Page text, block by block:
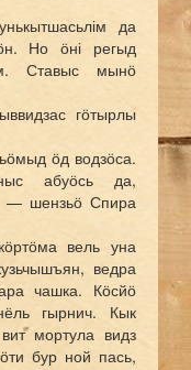
да
Но ӧні регыд
Ставыс мынӧ
гӧтырлы
ӧд водзӧса.
абуӧсь да,
— шензьӧ Спира
вель уна
ведра
чашка. Кӧсйӧ
гырнич. Кык
мортула видз
бур ной пась,